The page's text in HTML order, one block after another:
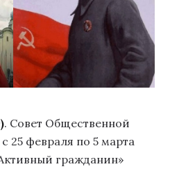
. Совет Общественной
25 февраля по 5 марта
гражданин»